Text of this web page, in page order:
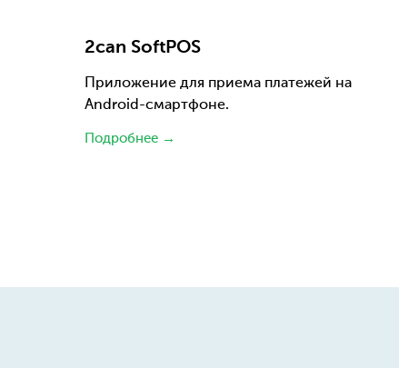
2can SoftPOS
Приложение для приема платежей на
Android-смартфоне.
Подробнее →